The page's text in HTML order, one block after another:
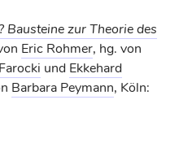
Bausteine zur Theorie des
Eric Rohmer, hg. von
und Ekkehard
Barbara Peymann, Köln: